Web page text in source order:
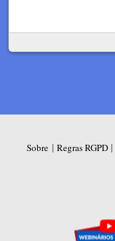
Sobre | Regras RGPD|